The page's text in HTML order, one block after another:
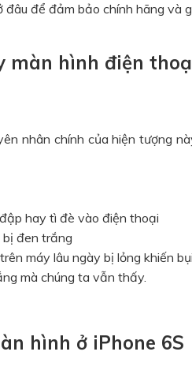
để đảm bảo chính hãng và
màn hình điện
nhân chính của hiện tượng
hay tì đè vào điện thoại
bị đen trắng
máy lâu ngày bị lỏng khiến
mà chúng ta vẫn thấy.
hình ở iPhone 6S